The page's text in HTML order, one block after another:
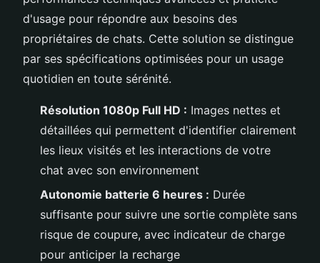
d'usage pour répondre aux besoins des
propriétaires de chats. Cette solution se distingue
par ses spécifications optimisées pour un usage
quotidien en toute sérénité.
Résolution 1080p Full HD : Images nettes et
détaillées qui permettent d'identifier clairement
les lieux visités et les interactions de votre
chat avec son environnement
Autonomie batterie 6 heures : Durée
suffisante pour suivre une sortie complète sans
risque de coupure, avec indicateur de charge
pour anticiper la recharge